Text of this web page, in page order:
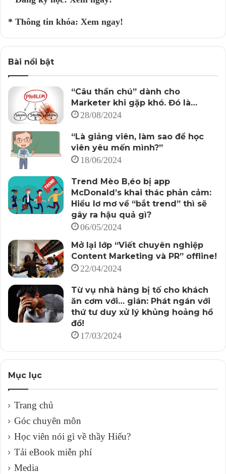
* Thông tin khóa: Xem ngay!
Bài nổi bật
“Câu thần chú” dành cho
Marketer khi gặp khó. Đó là…
28/08/2024
“Là giảng viên, làm sao để học
viên yêu mến mình?”
18/06/2024
Trend Mèo B,éo bị app
McDonald’s khai thác phản cảm:
Hiểu lơ mơ về “bắt trend” thì sẽ
gây ra hậu quả gì?
06/05/2024
Mở lại lớp “Viết chuyên nghiệp
Content Marketing và PR” offline!
22/04/2024
Từ vụ nhà hàng bị tố cho khách
ăn cơm với… gián: Phát ngán với
thứ tư duy xử lý khủng hoảng hồ
đồ!
17/03/2024
Mục lục
Trang chủ
Góc chuyên môn
Học viên nói gì về thầy Hiếu?
Tải eBook miễn phí
Media